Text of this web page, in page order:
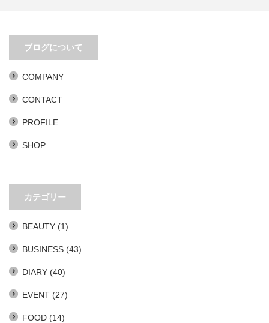
ブログについて
COMPANY
CONTACT
PROFILE
SHOP
カテゴリー
BEAUTY (1)
BUSINESS (43)
DIARY (40)
EVENT (27)
FOOD (14)